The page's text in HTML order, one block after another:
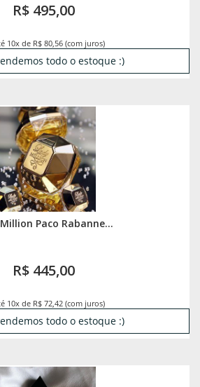
R$ 495,00
10x de R$ 80,56 (com juros)
todo o estoque :)
Paco Rabanne...
R$ 445,00
10x de R$ 72,42 (com juros)
todo o estoque :)